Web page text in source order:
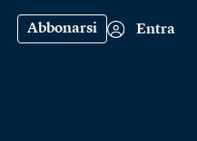
Abbonarsi Entra